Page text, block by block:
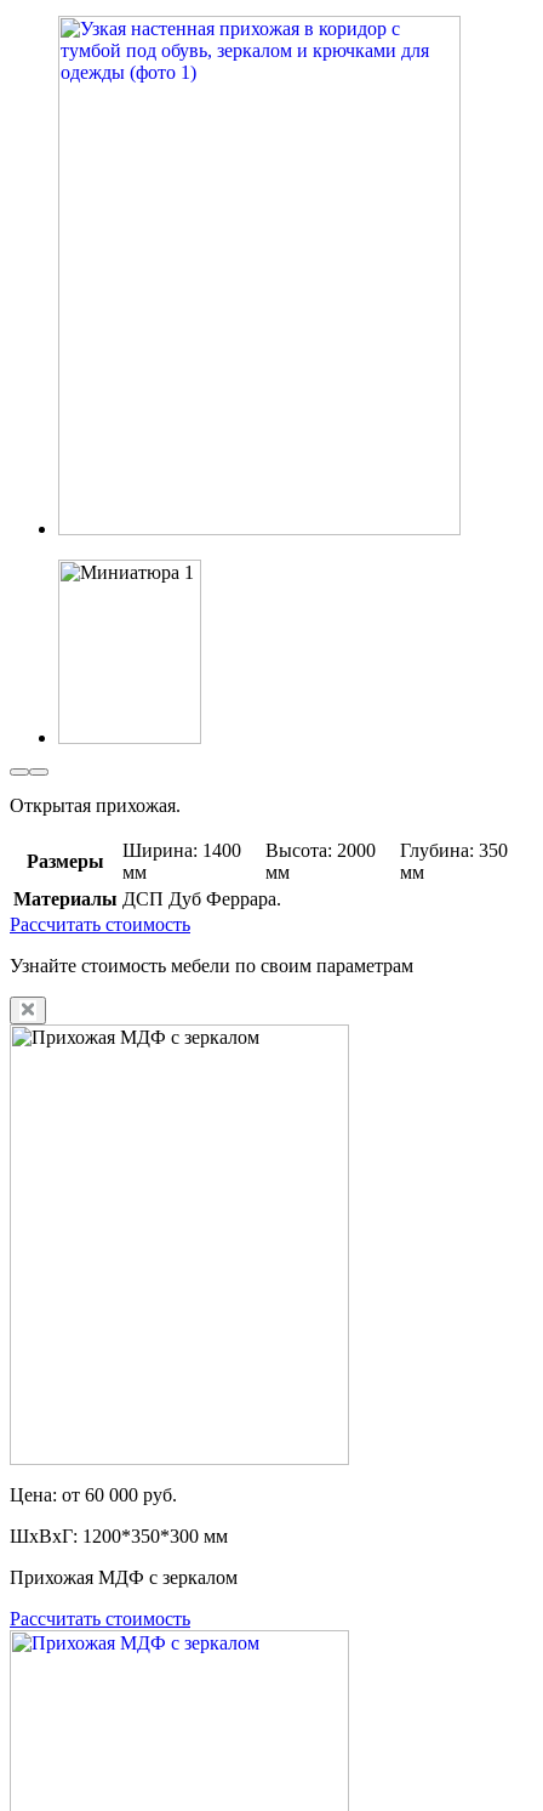
Открытая прихожая.
Размеры
Ширина: 1400
мм
Высота: 2000
мм
Глубина: 350
мм
Материалы ДСП Дуб Феррара.
Рассчитать стоимость
Узнайте стоимость мебели по своим параметрам
Цена: от 60 000 руб.
ШxВxГ: 1200*350*300 мм
Прихожая МДФ с зеркалом
Рассчитать стоимость